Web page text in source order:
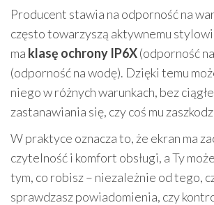
Producent stawia na odporność na
często towarzyszą aktywnemu
ma klasę ochrony IP6X(odporność
(odporność na wodę). Dzięki temu
niego w różnych warunkach, bez
zastanawiania się, czy coś mu
W praktyce oznacza to, że ekran ma
czytelność i komfort obsługi, a Ty
tym, co robisz – niezależnie od tego,
sprawdzasz powiadomienia, czy